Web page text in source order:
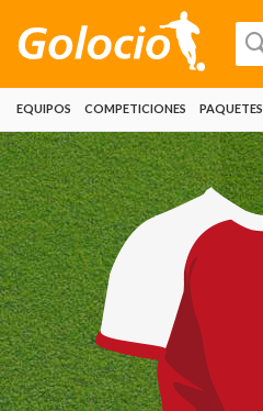
EQUIPOS COMPETICIONES PAQUETES